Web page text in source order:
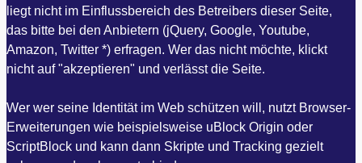
liegt nicht im Einflussbereich des Betreibers dieser Seite,
das bitte bei den Anbietern (jQuery, Google, Youtube,
Amazon, Twitter *) erfragen. Wer das nicht möchte, klickt
nicht auf "akzeptieren" und verlässt die Seite.
Wer wer seine Identität im Web schützen will, nutzt Browser-
Erweiterungen wie beispielsweise uBlock Origin oder
ScriptBlock und kann dann Skripte und Tracking gezielt